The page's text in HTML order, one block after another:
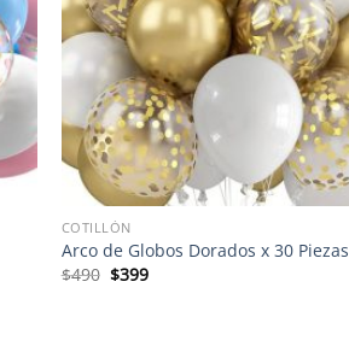
COTILLÓN
Arco de Globos Dorados x 30 Piezas
$490 El
$399El